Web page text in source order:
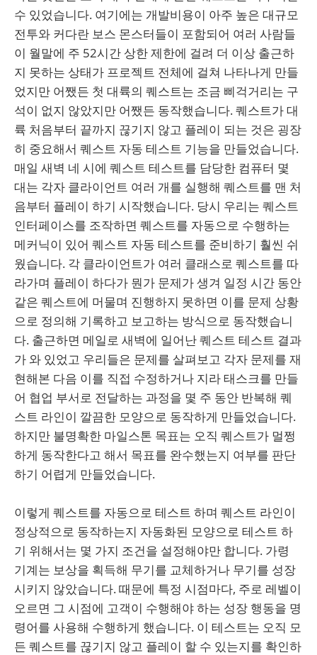
수 있었습니다. 여기에는 개발비용이 아주 높은 대규모
전투와 커다란 보스 몬스터들이 포함되어 여러 사람들
이 월말에 주 52시간 상한 제한에 걸려 더 이상 출근하
지 못하는 상태가 프로젝트 전체에 걸쳐 나타나게 만들
었지만 어쨌든 첫 대륙의 퀘스트는 조금 삐걱거리는 구
석이 없지 않았지만 어쨌든 동작했습니다. 퀘스트가 대
륙 처음부터 끝까지 끊기지 않고 플레이 되는 것은 굉장
히 중요해서 퀘스트 자동 테스트 기능을 만들었습니다.
매일 새벽 네 시에 퀘스트 테스트를 담당한 컴퓨터 몇
대는 각자 클라이언트 여러 개를 실행해 퀘스트를 맨 처
음부터 플레이 하기 시작했습니다. 당시 우리는 퀘스트
인터페이스를 조작하면 퀘스트를 자동으로 수행하는
메커닉이 있어 퀘스트 자동 테스트를 준비하기 훨씬 쉬
웠습니다. 각 클라이언트가 여러 클래스로 퀘스트를 따
라가며 플레이 하다가 뭔가 문제가 생겨 일정 시간 동안
같은 퀘스트에 머물며 진행하지 못하면 이를 문제 상황
으로 정의해 기록하고 보고하는 방식으로 동작했습니
다. 출근하면 메일로 새벽에 일어난 퀘스트 테스트 결과
가 와 있었고 우리들은 문제를 살펴보고 각자 문제를 재
현해본 다음 이를 직접 수정하거나 지라 태스크를 만들
어 협업 부서로 전달하는 과정을 몇 주 동안 반복해 퀘
스트 라인이 깔끔한 모양으로 동작하게 만들었습니다.
하지만 불명확한 마일스톤 목표는 오직 퀘스트가 멀쩡
하게 동작한다고 해서 목표를 완수했는지 여부를 판단
하기 어렵게 만들었습니다.
이렇게 퀘스트를 자동으로 테스트 하며 퀘스트 라인이
정상적으로 동작하는지 자동화된 모양으로 테스트 하
기 위해서는 몇 가지 조건을 설정해야만 합니다. 가령
기계는 보상을 획득해 무기를 교체하거나 무기를 성장
시키지 않았습니다. 때문에 특정 시점마다, 주로 레벨이
오르면 그 시점에 고객이 수행해야 하는 성장 행동을 명
령어를 사용해 수행하게 했습니다. 이 테스트는 오직 모
든 퀘스트를 끊기지 않고 플레이 할 수 있는지를 확인하